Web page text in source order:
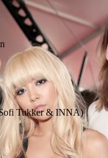
Tukker & INNA)